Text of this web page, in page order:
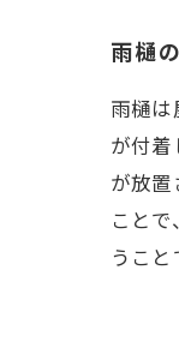
雨樋
雨樋は
が付着
が放置
こと
うこ